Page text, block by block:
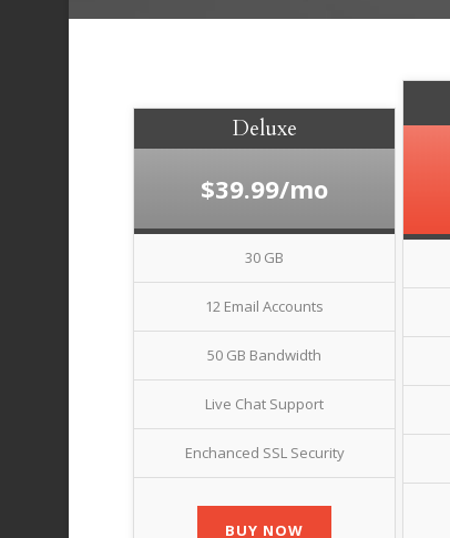
Deluxe
$39.99/mo
30 GB
12 Email Accounts
50 GB Bandwidth
Live Chat Support
Enchanced SSL Security
BUY NOW